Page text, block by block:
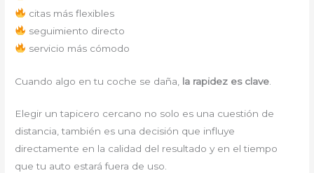
citas más flexibles
seguimiento directo
servicio más cómodo
Cuando algo en tu coche se daña, la rapidez es clave
Elegir un tapicero cercano no solo es una cuestión de
distancia, también es una decisión que influye
directamente en la calidad del resultado y en el tiempo
que tu auto estará fuera de uso.